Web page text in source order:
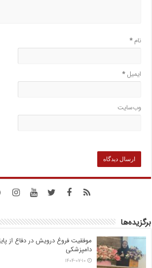
نام*
ایمیل*
وب‌سایت
برگزیده‌ها
موفقیت فروغ درویش در دفاع از
دامپزشکی
۱۴۰۴-۰۷-۱۰